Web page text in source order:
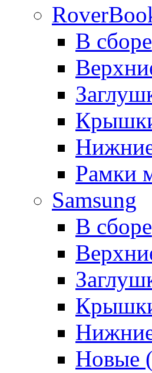
В сборе
Рамки
Samsung
В сборе
Новые